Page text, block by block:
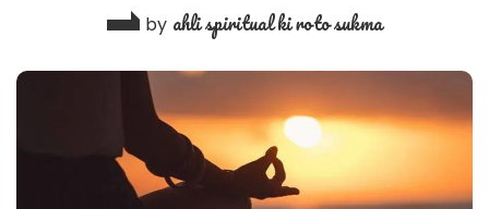
by ahli spiritual ki roto sukma